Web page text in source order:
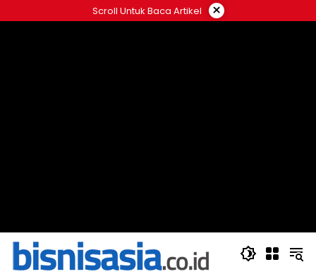
ke
Scroll Untuk Baca Artikel ×